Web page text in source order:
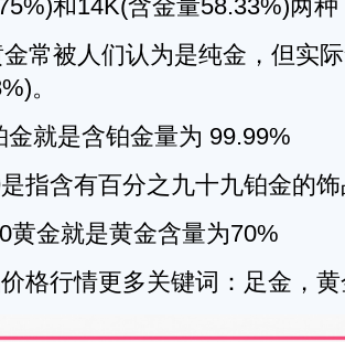
和14K(含金量58.33%)两种
常被人们认为是纯金，但实
。
金就是含铂金量为 99.99%
指含有百分之九十九铂金的
黄金就是黄金含量为70%
格行情更多关键词：足金，